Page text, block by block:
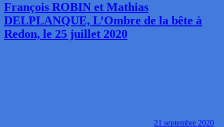
François ROBIN et Mathias
DELPLANQUE, L’Ombre de la bête à
Redon, le 25 juillet 2020
21 septembre 2020